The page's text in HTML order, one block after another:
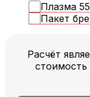
Плазма
Пакет
Расчёт